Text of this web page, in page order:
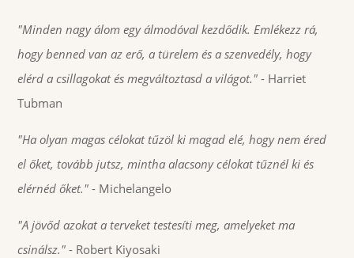
"Minden nagy álom egy álmodóval kezdődik. Emlékezz rá,
hogy benned van az erő, a türelem és a szenvedély, hogy
elérd a csillagokat és megváltoztasd a világot." - Harriet
Tubman
"Ha olyan magas célokat tűzöl ki magad elé, hogy nem éred
el őket, tovább jutsz, mintha alacsony célokat tűznél ki és
elérnéd őket." - Michelangelo
"A jövőd azokat a terveket testesíti meg, amelyeket ma
csinálsz." - Robert Kiyosaki